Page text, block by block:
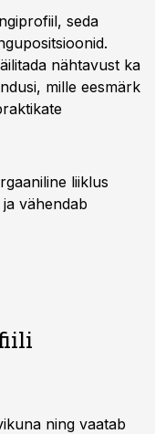
seda
nähtavust ka
mille eesmärk
liiklus
ja vähendab
ning vaatab